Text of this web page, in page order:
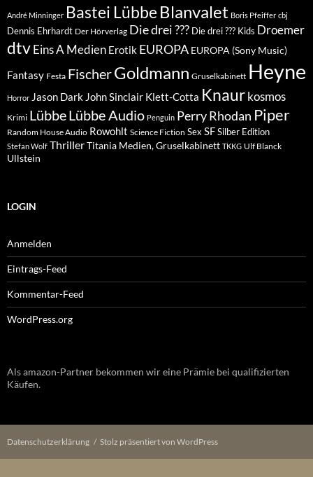
André Minninger Bastei Lübbe Blanvalet Boris Pfeiffer cbj
Dennis Ehrhardt Der Hörverlag Die drei ??? Die drei ??? Kids Droemer
dtvEins A Medien Erotik EUROPA EUROPA (Sony Music)
Fantasy Festa FischerGoldmann Gruselkabinett Heyne
Horror Jason Dark John Sinclair Klett-Cotta Knaur kosmos
Krimi LübbeLübbe Audio Penguin Perry Rhodan Piper
Random House Audio Rowohlt Science Fiction Sex SFSilber Edition
Stefan Wolf ThrillerTitania Medien, Gruselkabinett TKKG Ulf Blanck
Ullstein
LOGIN
Anmelden
Eintrags-Feed
Kommentar-Feed
WordPress.org
Als amazon-Partner bekommen wir eine Prämie bei qualifizierten
Käufen.
Datenschutzerklärung Stolz präsentiert von WordPress